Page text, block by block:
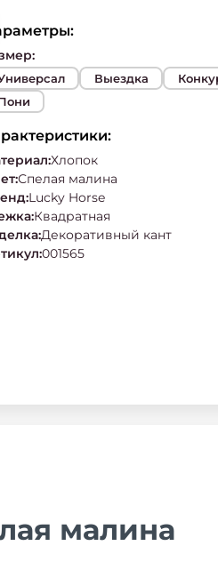
:
Выездка
:Хлопок
:Спелая малина
:Lucky Horse
:Квадратная
:Декоративный кант
:001565
малина